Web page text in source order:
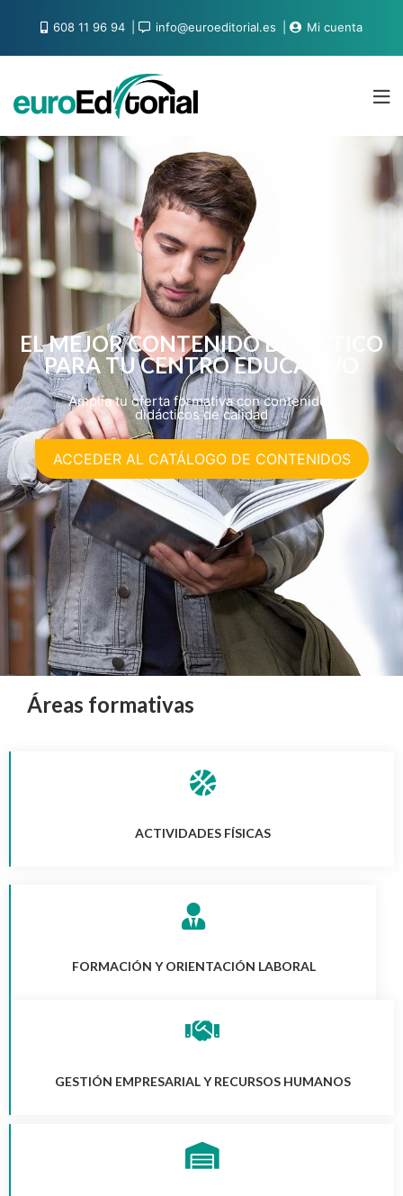
608 11 96 94 info@euroeditorial.es Mi cuenta
EL MEJOR CONTENIDO DIDÁCTICO
PARA TU CENTRO EDUCATIVO
Amplía tu oferta formativa con contenidos
didácticos de calidad
ACCEDER AL CATÁLOGO DE CONTENIDOS
Áreas formativas
ACTIVIDADES FÍSICAS
FORMACIÓN Y ORIENTACIÓN LABORAL
GESTIÓN EMPRESARIAL Y RECURSOS HUMANOS